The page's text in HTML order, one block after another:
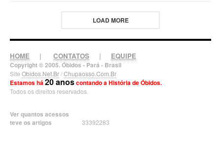
LOAD MORE
HOME | CONTATOS | EQUIPE
Copyright © 2005. Óbidos - Pará - Brasil
Site Obidos.Net.Br/Chupaosso.Com.Br
Estamos há20 anoscontando a História de Óbidos.
Todos os direitos reservados.
Ver quantos acessos
teve os artigos
33392283